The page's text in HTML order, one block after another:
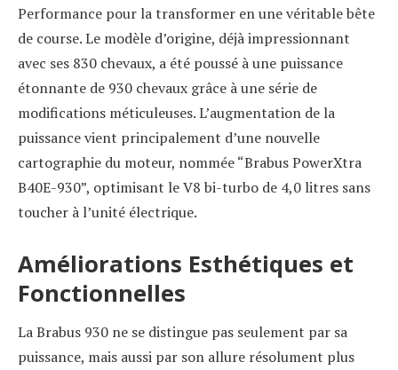
Performance pour la transformer en une véritable bête
de course. Le modèle d’origine, déjà impressionnant
avec ses 830 chevaux, a été poussé à une puissance
étonnante de 930 chevaux grâce à une série de
modifications méticuleuses. L’augmentation de la
puissance vient principalement d’une nouvelle
cartographie du moteur, nommée “Brabus PowerXtra
B40E-930”, optimisant le V8 bi-turbo de 4,0 litres sans
toucher à l’unité électrique.
Améliorations Esthétiques et
Fonctionnelles
La Brabus 930 ne se distingue pas seulement par sa
puissance, mais aussi par son allure résolument plus